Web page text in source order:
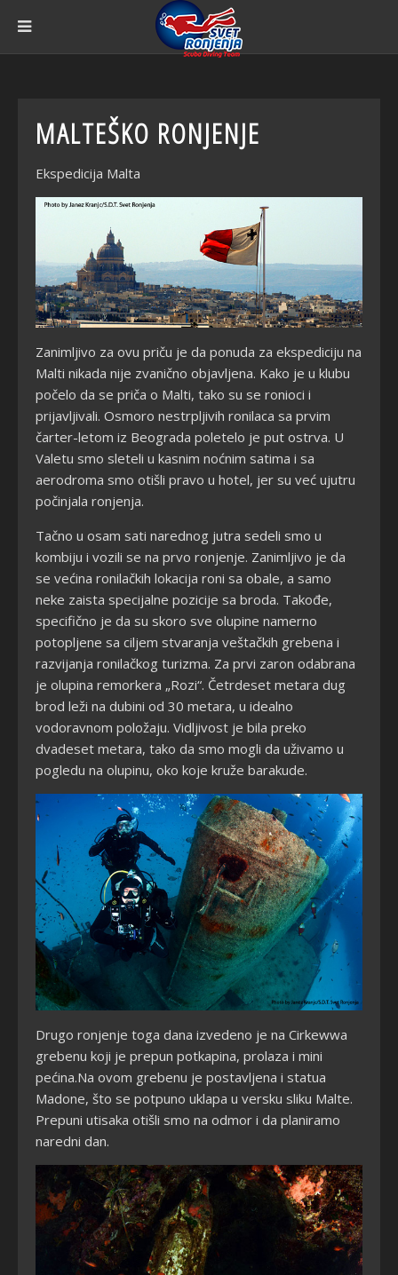
MALTEŠKO RONJENJE
Ekspedicija Malta
Zanimljivo za ovu priču je da ponuda za ekspediciju na
Malti nikada nije zvanično objavljena. Kako je u klubu
počelo da se priča o Malti, tako su se ronioci i
prijavljivali. Osmoro nestrpljivih ronilaca sa prvim
čarter-letom iz Beograda poletelo je put ostrva. U
Valetu smo sleteli u kasnim noćnim satima i sa
aerodroma smo otišli pravo u hotel, jer su već ujutru
počinjala ronjenja.
Tačno u osam sati narednog jutra sedeli smo u
kombiju i vozili se na prvo ronjenje. Zanimljivo je da
se većina ronilačkih lokacija roni sa obale, a samo
neke zaista specijalne pozicije sa broda. Takođe,
specifično je da su skoro sve olupine namerno
potopljene sa ciljem stvaranja veštačkih grebena i
razvijanja ronilačkog turizma. Za prvi zaron odabrana
je olupina remorkera „Rozi“. Četrdeset metara dug
brod leži na dubini od 30 metara, u idealno
vodoravnom položaju. Vidljivost je bila preko
dvadeset metara, tako da smo mogli da uživamo u
pogledu na olupinu, oko koje kruže barakude.
Drugo ronjenje toga dana izvedeno je na Cirkewwa
grebenu koji je prepun potkapina, prolaza i mini
pećina.Na ovom grebenu je postavljena i statua
Madone, što se potpuno uklapa u versku sliku Malte.
Prepuni utisaka otišli smo na odmor i da planiramo
naredni dan.